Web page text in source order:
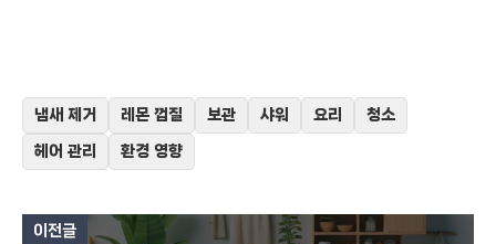
냄새 제거 레몬 껍질 보관 샤워 요리 청소
헤어 관리 환경 영향
이전글